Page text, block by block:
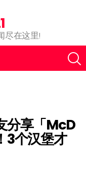
尽在这里!
分享「McD
3个汉堡才